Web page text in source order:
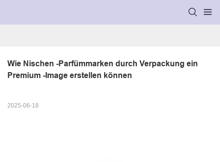
Wie Nischen -Parfümmarken durch Verpackung ein
Premium -Image erstellen können
2025-06-18